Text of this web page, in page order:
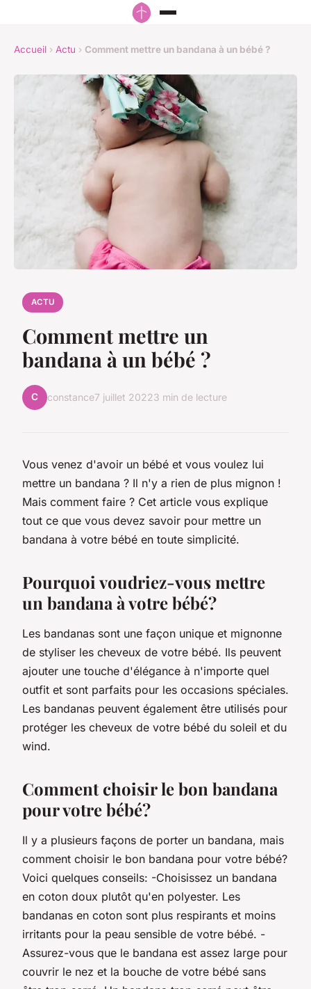
Accueil › Actu › Comment mettre un bandana à un bébé ?
ACTU
Comment mettre un
bandana à un bébé ?
C constance7 juillet 20223 min de lecture
Vous venez d'avoir un bébé et vous voulez lui
mettre un bandana ? Il n'y a rien de plus mignon !
Mais comment faire ? Cet article vous explique
tout ce que vous devez savoir pour mettre un
bandana à votre bébé en toute simplicité.
Pourquoi voudriez-vous mettre
un bandana à votre bébé?
Les bandanas sont une façon unique et mignonne
de styliser les cheveux de votre bébé. Ils peuvent
ajouter une touche d'élégance à n'importe quel
outfit et sont parfaits pour les occasions spéciales.
Les bandanas peuvent également être utilisés pour
protéger les cheveux de votre bébé du soleil et du
wind.
Comment choisir le bon bandana
pour votre bébé?
Il y a plusieurs façons de porter un bandana, mais
comment choisir le bon bandana pour votre bébé?
Voici quelques conseils: -Choisissez un bandana
en coton doux plutôt qu'en polyester. Les
bandanas en coton sont plus respirants et moins
irritants pour la peau sensible de votre bébé. -
Assurez-vous que le bandana est assez large pour
couvrir le nez et la bouche de votre bébé sans